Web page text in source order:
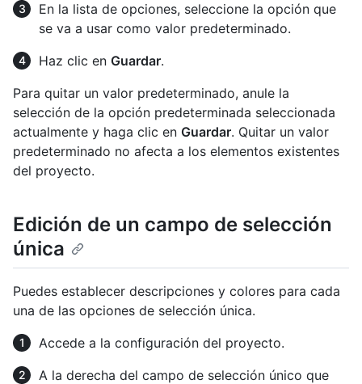
En la lista de opciones, seleccione la opción que
se va a usar como valor predeterminado.
Haz clic en Guardar.
Para quitar un valor predeterminado, anule la
selección de la opción predeterminada seleccionada
actualmente y haga clic en Guardar. Quitar un valor
predeterminado no afecta a los elementos existentes
del proyecto.
Edición de un campo de selección
única
Puedes establecer descripciones y colores para cada
una de las opciones de selección única.
Accede a la configuración del proyecto.
A la derecha del campo de selección único que